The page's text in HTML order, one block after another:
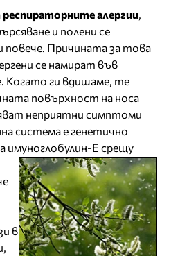
респираторните алергии,
и полени се
повече. Причината за това
се намират във
Когато ги вдишаме, те
повърхност на носа
неприятни симптоми
система е генетично
имуноглобулин-Е срещу
в